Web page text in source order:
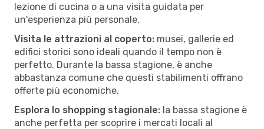
lezione di cucina o a una visita guidata per
un'esperienza più personale.
Visita le attrazioni al coperto: musei, gallerie ed
edifici storici sono ideali quando il tempo non è
perfetto. Durante la bassa stagione, è anche
abbastanza comune che questi stabilimenti offrano
offerte più economiche.
Esplora lo shopping stagionale: la bassa stagione è
anche perfetta per scoprire i mercati locali al